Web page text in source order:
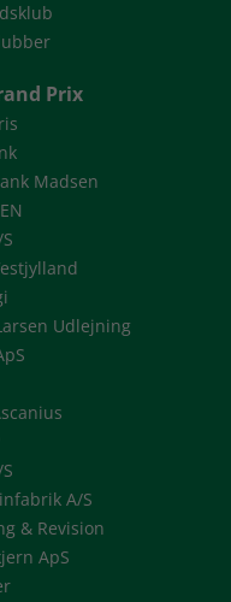
Prix
Madsen
Udlejning
A/S
& Revision
ApS